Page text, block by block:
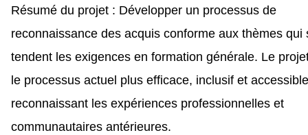
Résumé du projet : Développer un processus de
reconnaissance des acquis conforme aux thèmes qui
tendent les exigences en formation générale. Le
le processus actuel plus efficace, inclusif et
reconnaissant les expériences professionnelles et
communautaires antérieures.